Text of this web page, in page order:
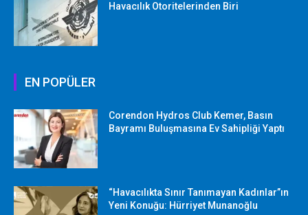
Havacılık Otoritelerinden Biri
EN POPÜLER
Corendon Hydros Club Kemer, Basın
Bayramı Buluşmasına Ev Sahipliği Yaptı
“Havacılıkta Sınır Tanımayan Kadınlar”ın
Yeni Konuğu: Hürriyet Munanoğlu